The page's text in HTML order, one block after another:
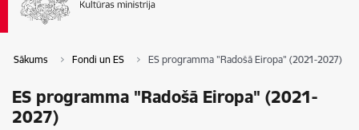
Sākums Fondi un ES ES programma "Radošā Eiropa" (2021-2027)
ES programma "Radošā Eiropa" (2021-
2027)